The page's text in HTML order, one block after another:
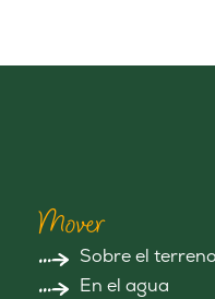
Mover
Sobre el terreno
En el agua